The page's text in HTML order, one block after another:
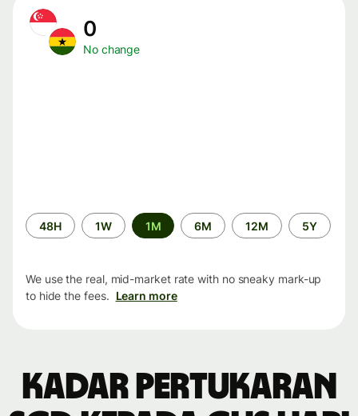
0
No change
Time
period
48H 1W 1M 6M 12M 5Y
We use the real, mid-market rate with no sneaky mark-up
to hide the fees. Learn more
Kadar pertukaran